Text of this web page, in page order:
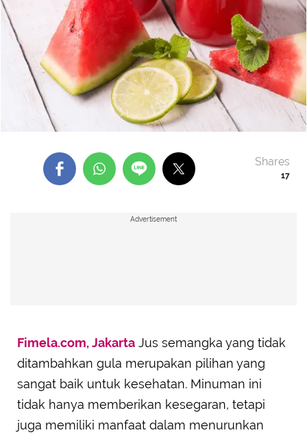
17
Shares
Advertisement
Fimela.com, Jakarta Jus semangka yang tidak
ditambahkan gula merupakan pilihan yang
sangat baik untuk kesehatan. Minuman ini
tidak hanya memberikan kesegaran, tetapi
juga memiliki manfaat dalam menurunkan